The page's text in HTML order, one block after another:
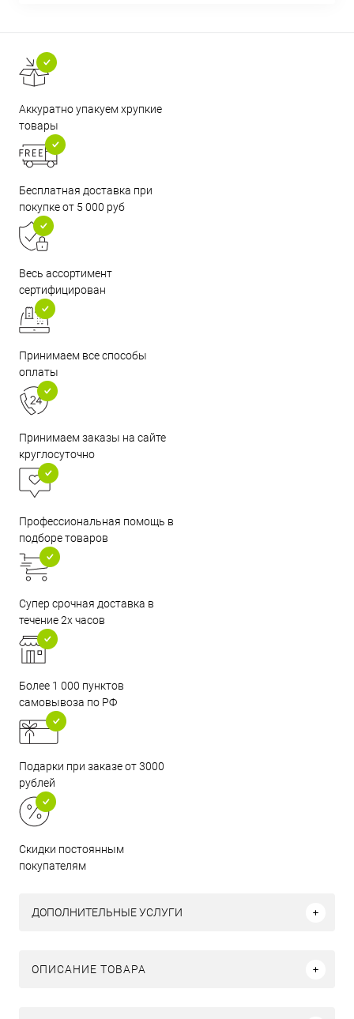
Аккуратно упакуем хрупкие
товары
Бесплатная доставка при
покупке от 5 000 руб
Весь ассортимент
сертифицирован
Принимаем все способы
оплаты
Принимаем заказы на сайте
круглосуточно
Профессиональная помощь в
подборе товаров
Супер срочная доставка в
течение 2х часов
Более 1 000 пунктов
самовывоза по РФ
Подарки при заказе от 3000
рублей
Скидки постоянным
покупателям
ДОПОЛНИТЕЛЬНЫЕ УСЛУГИ
ОПИСАНИЕ ТОВАРА